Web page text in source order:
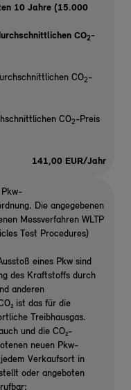
10 Jahre (15.000
CO2-
CO2-
CO2-Preis
141,00 EUR/Jahr
Pkw-
Die angegebenen
Messverfahren WLTP
Test Procedures)
eines Pkw sind
des Kraftstoffs durch
anderen
ist das für die
Treibhausgas.
und die CO₂-
neuen Pkw-
Verkaufsort in
oder angeboten